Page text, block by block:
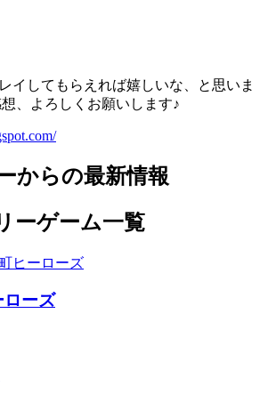
イしてもらえれば嬉しいな、と思いま
、よろしくお願いします♪
からの最新情報
ーゲーム一覧
ローズ